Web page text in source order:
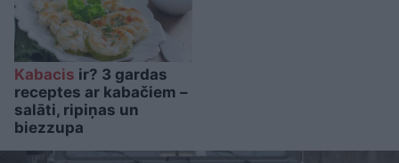
Kabacis ir? 3 gardas
receptes ar kabačiem –
salāti, ripiņas un
biezzupa